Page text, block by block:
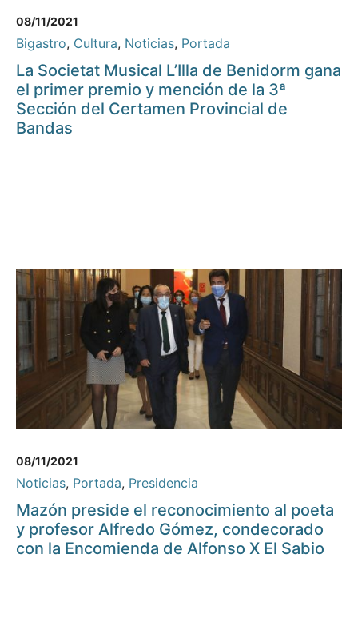
08/11/2021
Bigastro, Cultura, Noticias, Portada
La Societat Musical L’Illa de Benidorm gana
el primer premio y mención de la 3ª
Sección del Certamen Provincial de
Bandas
08/11/2021
Noticias, Portada, Presidencia
Mazón preside el reconocimiento al poeta
y profesor Alfredo Gómez, condecorado
con la Encomienda de Alfonso X El Sabio